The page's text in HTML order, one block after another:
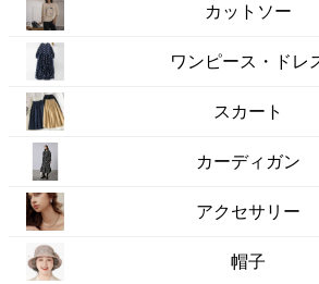
カットソー
ワンピース・ドレ
スカート
カーディガン
アクセサリー
帽子